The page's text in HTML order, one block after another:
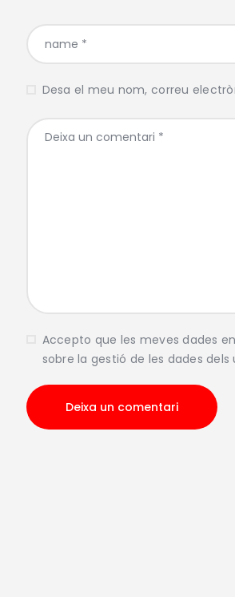
Desa el meu nom, correu
Accepto que les meves dades
sobre la gestió de les dades